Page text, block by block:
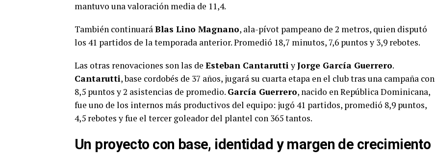
mantuvo una valoración media de 11,4.
También continuaráBlas Lino Magnano, ala-pívot pampeano de 2 metros, quien disputó
los 41 partidos de la temporada anterior. Promedió 18,7 minutos, 7,6 puntos y 3,9 rebotes.
Las otras renovaciones son las de Esteban CantaruttiyJorge García Guerrero.
Cantarutti, base cordobés de 37 años, jugará su cuarta etapa en el club tras una campaña con
8,5 puntos y 2 asistencias de promedio. García Guerrero, nacido en República Dominicana,
fue uno de los internos más productivos del equipo: jugó 41 partidos, promedió 8,9 puntos,
4,5 rebotes y fue el tercer goleador del plantel con 365 tantos.
Un proyecto con base, identidad y margen de crecimiento